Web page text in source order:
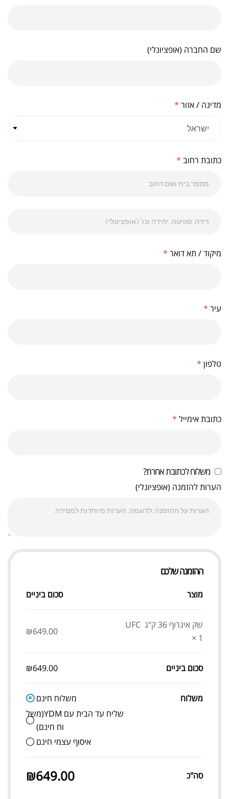
שם החברה (אופציונלי)
מדינה / אזור *
כתובת רחוב *
מיקוד / תא דואר *
עיר *
טלפון *
כתובת אימייל *
משלוח לכתובת אחרת?
הערות להזמנה (אופציונלי)
ההזמנה שלכם
מוצר סכום ביניים
שק איגרוף 36 ק"ג UFC
× 1
₪649.00
סכום ביניים ₪649.00
משלוח
משלוח חינם
שליח עד הבית עם YDM(משל
וח חינם)
איסוף עצמי חינם
סה"כ ₪649.00